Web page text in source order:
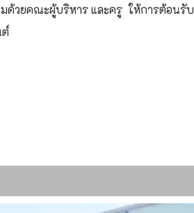
ด้วยคณะผู้บริหาร และครู ให้การต้อนรับ
ต์